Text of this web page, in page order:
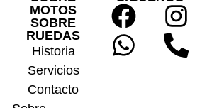
MOTOS
SOBRE
RUEDAS
Historia
Servicios
Contacto